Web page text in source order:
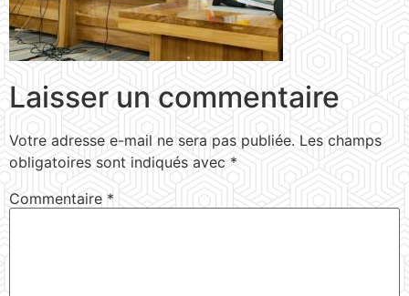
Laisser un commentaire
Votre adresse e-mail ne sera pas publiée. Les champs
obligatoires sont indiqués avec*
Commentaire *